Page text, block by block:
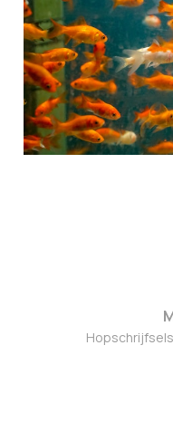
27 mrt. 20259 min